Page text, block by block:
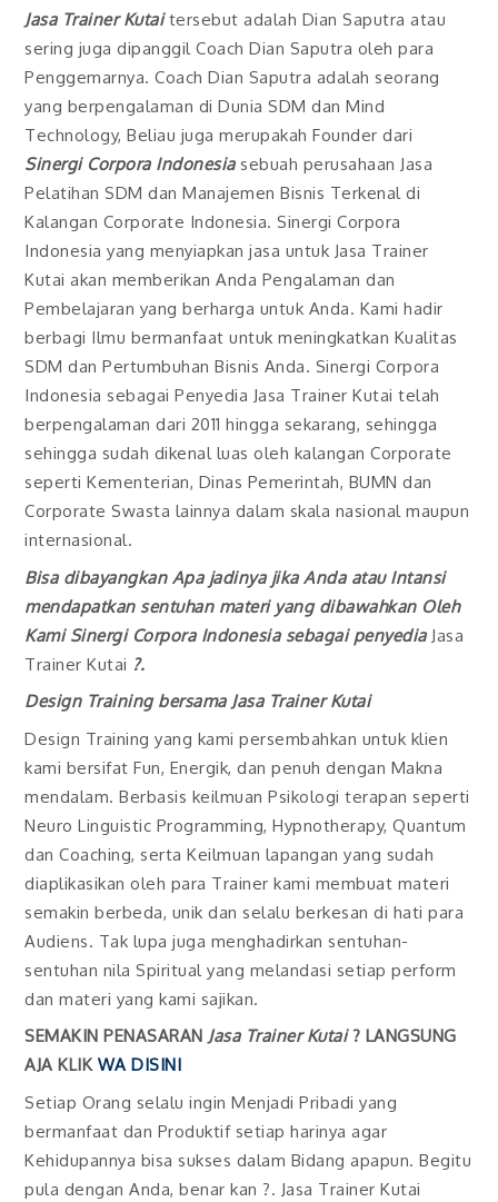
Jasa Trainer Kutaitersebut adalah Dian Saputra atau
sering juga dipanggil Coach Dian Saputra oleh para
Penggemarnya. Coach Dian Saputra adalah seorang
yang berpengalaman di Dunia SDM dan Mind
Technology, Beliau juga merupakah Founder dari
Sinergi Corpora Indonesiasebuah perusahaan Jasa
Pelatihan SDM dan Manajemen Bisnis Terkenal di
Kalangan Corporate Indonesia. Sinergi Corpora
Indonesia yang menyiapkan jasa untuk Jasa Trainer
Kutai akan memberikan Anda Pengalaman dan
Pembelajaran yang berharga untuk Anda. Kami hadir
berbagi Ilmu bermanfaat untuk meningkatkan Kualitas
SDM dan Pertumbuhan Bisnis Anda. Sinergi Corpora
Indonesia sebagai Penyedia Jasa Trainer Kutai telah
berpengalaman dari 2011 hingga sekarang, sehingga
sehingga sudah dikenal luas oleh kalangan Corporate
seperti Kementerian, Dinas Pemerintah, BUMN dan
Corporate Swasta lainnya dalam skala nasional maupun
internasional.
Bisa dibayangkan Apa jadinya jika Anda atau Intansi
mendapatkan sentuhan materi yang dibawahkan Oleh
Kami Sinergi Corpora Indonesia sebagai penyedia Jasa
Trainer Kutai ?.
Design Training bersama Jasa Trainer Kutai
Design Training yang kami persembahkan untuk klien
kami bersifat Fun, Energik, dan penuh dengan Makna
mendalam. Berbasis keilmuan Psikologi terapan seperti
Neuro Linguistic Programming, Hypnotherapy, Quantum
dan Coaching, serta Keilmuan lapangan yang sudah
diaplikasikan oleh para Trainer kami membuat materi
semakin berbeda, unik dan selalu berkesan di hati para
Audiens. Tak lupa juga menghadirkan sentuhan-
sentuhan nila Spiritual yang melandasi setiap perform
dan materi yang kami sajikan.
SEMAKIN PENASARAN Jasa Trainer Kutai ? LANGSUNG
AJA KLIK WA DISINI
Setiap Orang selalu ingin Menjadi Pribadi yang
bermanfaat dan Produktif setiap harinya agar
Kehidupannya bisa sukses dalam Bidang apapun. Begitu
pula dengan Anda, benar kan ?. Jasa Trainer Kutai